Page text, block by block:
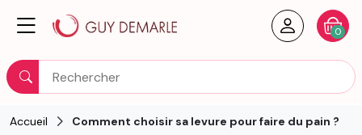
Rechercher
Créer
0
Accueil Comment choisir sa levure pour faire du pain ?